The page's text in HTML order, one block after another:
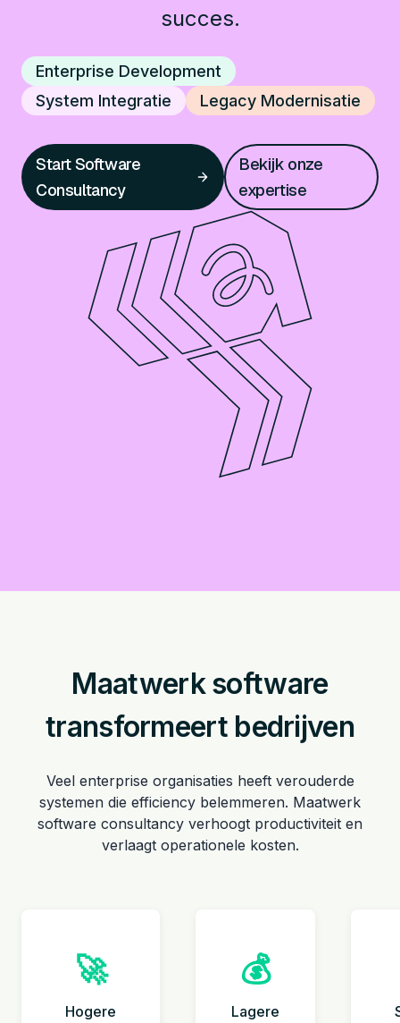
succes.
Enterprise Development
System Integratie
Legacy Modernisatie
Start Software
Consultancy
Bekijk onze
expertise
Maatwerk software
transformeert bedrijven
Veel enterprise organisaties heeft verouderde
systemen die efficiency belemmeren. Maatwerk
software consultancy verhoogt productiviteit en
verlaagt operationele kosten.
🚀
Hogere
💰
Lagere